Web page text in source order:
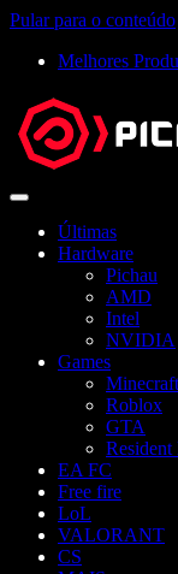
Pular para o conteúdo
Melhores
Abrir
Últimas
Hardware
Pichau
AMD
Intel
NVIDIA
Games
Minecraft
Roblox
GTA
Resident
EA FC
Free fire
LoL
VALORANT
CS